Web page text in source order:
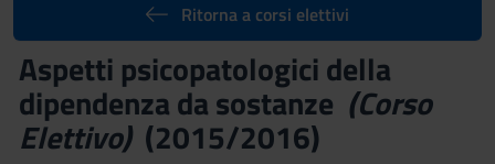
Ritorna a corsi elettivi
Aspetti psicopatologici della
dipendenza da sostanze (Corso
Elettivo)(2015/2016)